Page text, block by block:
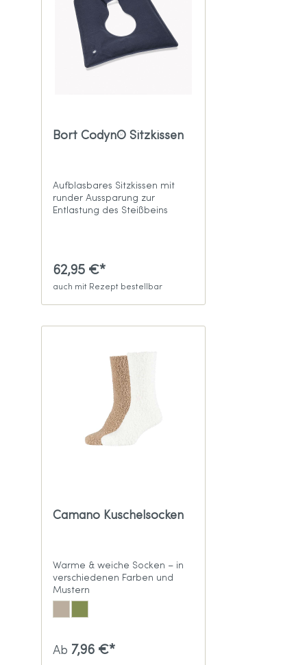
Bort Codyn® Sitzkissen
Aufblasbares Sitzkissen mit
runder Aussparung zur
Entlastung des Steißbeins
62,95 €*
auch mit Rezept bestellbar
Camano Kuschelsocken
Warme & weiche Socken – in
verschiedenen Farben und
Mustern
Ab 7,96 €*